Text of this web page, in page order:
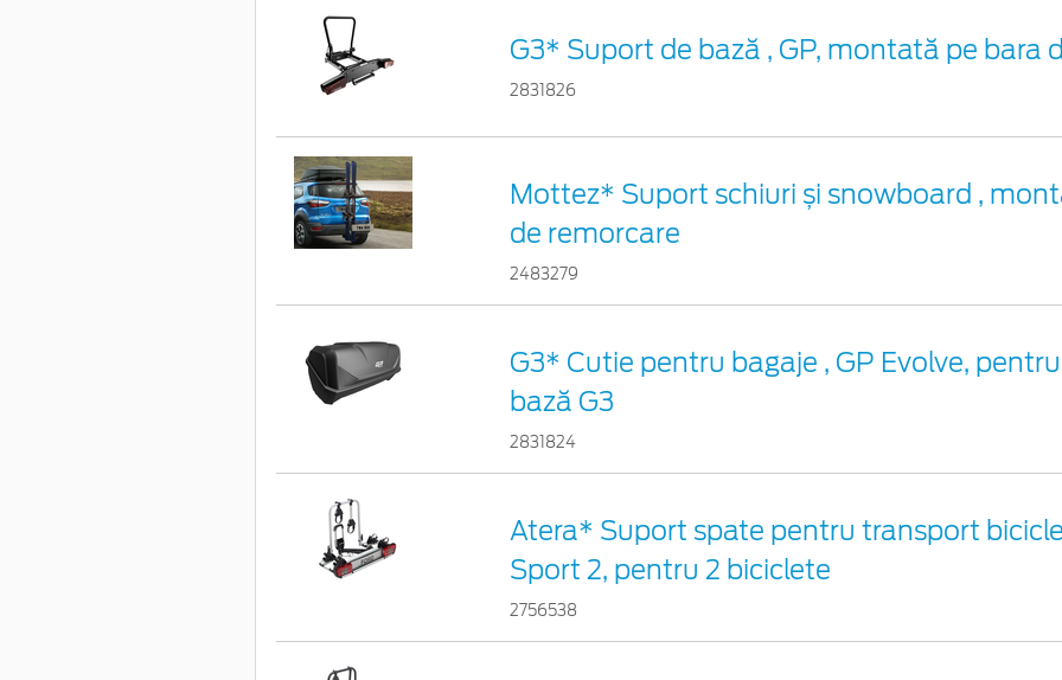
G3* Suport de bază , GP, montată pe bara
2831826
Mottez* Suport schiuri și snowboard ,
de remorcare
2483279
G3* Cutie pentru bagaje , GP Evolve,
bază G3
2831824
Atera* Suport spate pentru transport
Sport 2, pentru 2 biciclete
2756538